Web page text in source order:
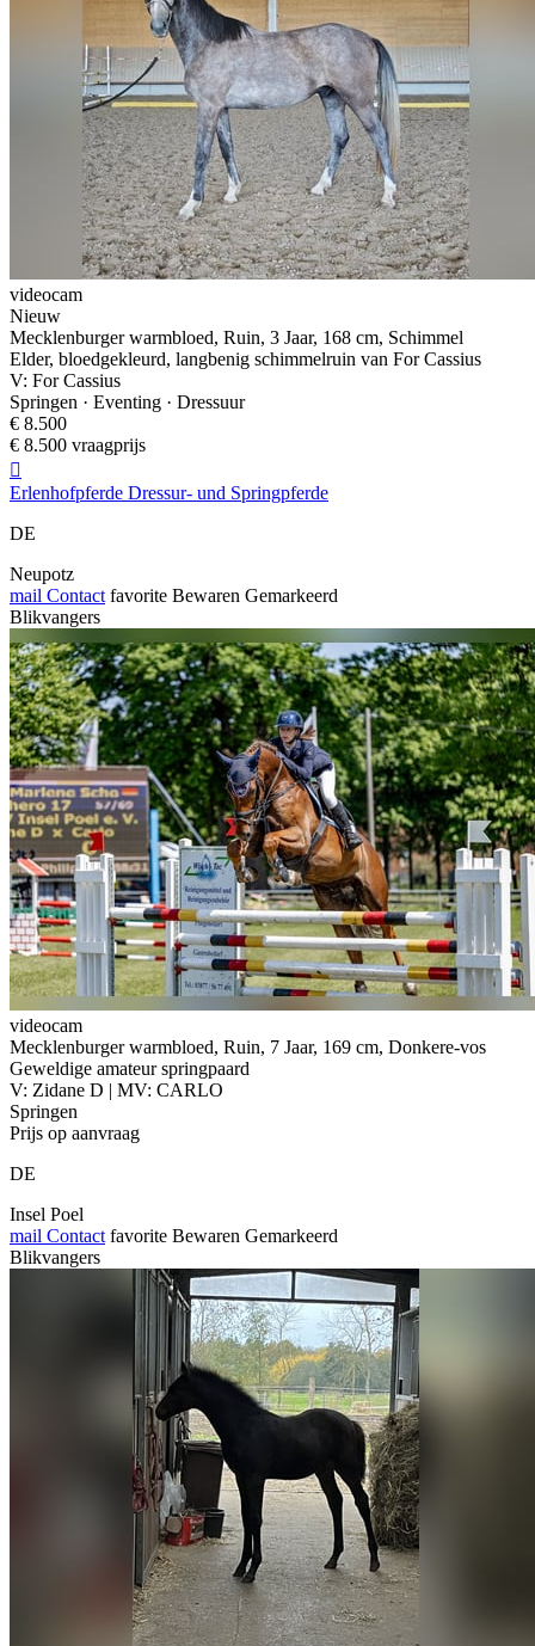
videocam
Nieuw
Mecklenburger warmbloed, Ruin, 3 Jaar, 168 cm, Schimmel
Elder, bloedgekleurd, langbenig schimmelruin van For Cassius
V: For Cassius
Springen · Eventing · Dressuur
€ 8.500
€ 8.500 vraagprijs

Erlenhofpferde Dressur- und Springpferde
DE
Neupotz
mail Contact favorite Bewaren Gemarkeerd
Blikvangers
videocam
Mecklenburger warmbloed, Ruin, 7 Jaar, 169 cm, Donkere-vos
Geweldige amateur springpaard
V: Zidane D | MV: CARLO
Springen
Prijs op aanvraag
DE
Insel Poel
mail Contact favorite Bewaren Gemarkeerd
Blikvangers